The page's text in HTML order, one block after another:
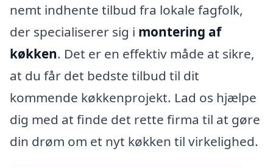
nemt indhente tilbud fra lokale fagfolk,
der specialiserer sig i montering af
køkken. Det er en effektiv måde at sikre,
at du får det bedste tilbud til dit
kommende køkkenprojekt. Lad os hjælpe
dig med at finde det rette firma til at gøre
din drøm om et nyt køkken til virkelighed.